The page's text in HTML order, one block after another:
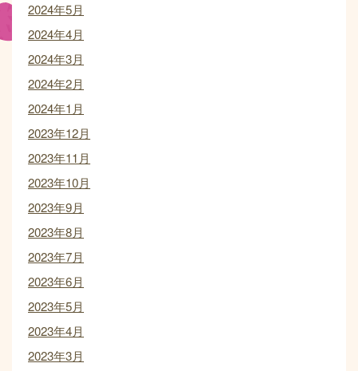
2024年5月
2024年4月
2024年3月
2024年2月
2024年1月
2023年12月
2023年11月
2023年10月
2023年9月
2023年8月
2023年7月
2023年6月
2023年5月
2023年4月
2023年3月